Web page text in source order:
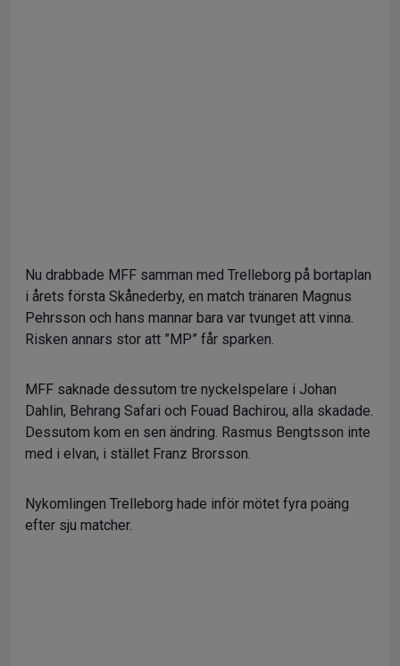
Nu drabbade MFF samman med Trelleborg på bortaplan
i årets första Skånederby, en match tränaren Magnus
Pehrsson och hans mannar bara var tvunget att vinna.
Risken annars stor att ”MP” får sparken.
MFF saknade dessutom tre nyckelspelare i Johan
Dahlin, Behrang Safari och Fouad Bachirou, alla skadade.
Dessutom kom en sen ändring. Rasmus Bengtsson inte
med i elvan, i stället Franz Brorsson.
Nykomlingen Trelleborg hade inför mötet fyra poäng
efter sju matcher.